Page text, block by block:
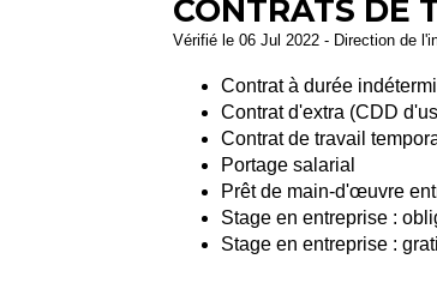
CONTRATS DE
Vérifié le 06 Jul 2022 - Direction de
Contrat à durée
Contrat d'extra (CDD
Contrat de travail
Portage salarial
Prêt de main-d'œuvre
Stage en entreprise :
Stage en entreprise :